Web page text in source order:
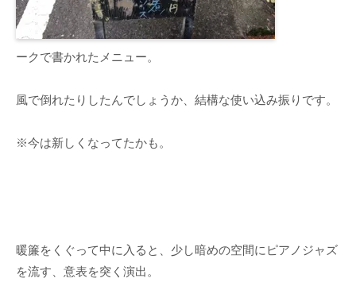
ークで書かれたメニュー。
風で倒れたりしたんでしょうか、結構な使い込み振りです。
※今は新しくなってたかも。
暖簾をくぐって中に入ると、少し暗めの空間にピアノジャズ
を流す、意表を突く演出。